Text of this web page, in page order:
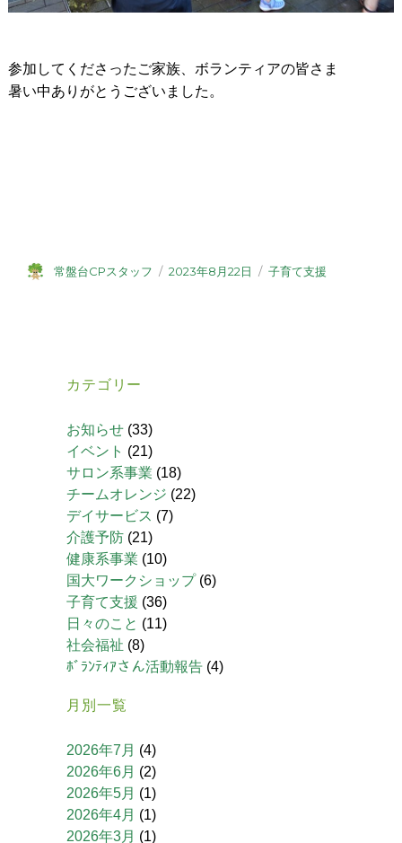
参加してくださったご家族、ボランティアの皆さま
暑い中ありがとうございました。
常盤台CPスタッフ 2023年8月22日 子育て支援
カテゴリー
お知らせ (33)
イベント (21)
サロン系事業 (18)
チームオレンジ (22)
デイサービス (7)
介護予防 (21)
健康系事業 (10)
国大ワークショップ (6)
子育て支援 (36)
日々のこと (11)
社会福祉 (8)
ﾎﾞﾗﾝﾃｨｱさん活動報告 (4)
月別一覧
2026年7月 (4)
2026年6月 (2)
2026年5月 (1)
2026年4月 (1)
2026年3月 (1)